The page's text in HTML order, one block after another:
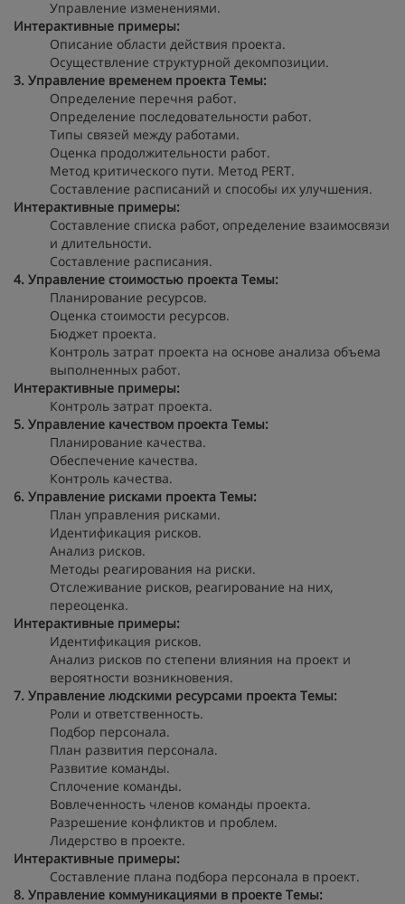
Управление изменениями.
Интерактивные примеры:
Описание области действия проекта.
Осуществление структурной декомпозиции.
3. Управление временем проекта Темы:
Определение перечня работ.
Определение последовательности работ.
Типы связей между работами.
Оценка продолжительности работ.
Метод критического пути. Метод PERT.
Составление расписаний и способы их улучшения.
Интерактивные примеры:
Составление списка работ, определение взаимосвязи
и длительности.
Составление расписания.
4. Управление стоимостью проекта Темы:
Планирование ресурсов.
Оценка стоимости ресурсов.
Бюджет проекта.
Контроль затрат проекта на основе анализа объема
выполненных работ.
Интерактивные примеры:
Контроль затрат проекта.
5. Управление качеством проекта Темы:
Планирование качества.
Обеспечение качества.
Контроль качества.
6. Управление рисками проекта Темы:
План управления рисками.
Идентификация рисков.
Анализ рисков.
Методы реагирования на риски.
Отслеживание рисков, реагирование на них,
переоценка.
Интерактивные примеры:
Идентификация рисков.
Анализ рисков по степени влияния на проект и
вероятности возникновения.
7. Управление людскими ресурсами проекта Темы:
Роли и ответственность.
Подбор персонала.
План развития персонала.
Развитие команды.
Сплочение команды.
Вовлеченность членов команды проекта.
Разрешение конфликтов и проблем.
Лидерство в проекте.
Интерактивные примеры:
Составление плана подбора персонала в проект.
8. Управление коммуникациями в проекте Темы: